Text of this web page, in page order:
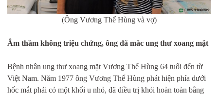
(Ông Vương Thế Hùng và vợ)
Âm thầm không triệu chứng, ông đã mắc ung thư xoang mặt
Bệnh nhân ung thư xoang mặt Vương Thế Hùng 64 tuổi đến từ
Việt Nam. Năm 1977 ông Vương Thế Hùng phát hiện phía dưới
hốc mắt phải có một khối u nhỏ, đã điều trị khỏi hoàn toàn bằng